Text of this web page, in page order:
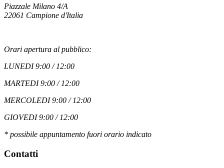
Piazzale Milano 4/A
22061 Campione d'Italia
Orari apertura al pubblico:
LUNEDI 9:00 / 12:00
MARTEDI 9:00 / 12:00
MERCOLEDI 9:00 / 12:00
GIOVEDI 9:00 / 12:00
* possibile appuntamento fuori orario indicato
Contatti